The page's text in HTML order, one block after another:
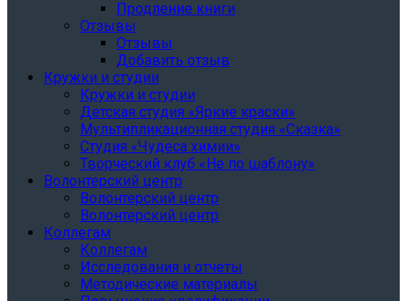
Продление книги
Отзывы
Отзывы
Добавить отзыв
Кружки и студии
Кружки и студии
Детская студия «Яркие краски»
Мультипликационная студия «Сказка»
Студия «Чудеса химии»
Творческий клуб «Не по шаблону»
Волонтерский центр
Волонтерский центр
Волонтерский центр
Коллегам
Коллегам
Исследования и отчеты
Методические материалы